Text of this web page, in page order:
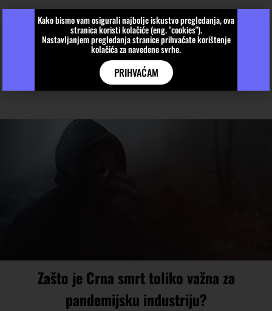
Zašto je Crna smrt toliko važna za
pandemijsku industriju?
Kako bismo vam osigurali najbolje iskustvo pregledanja, ova
stranica koristi kolačiće (eng. "cookies").
Nastavljanjem pregledanja stranice prihvaćate korištenje
kolačića za navedene svrhe.
PRIHVAĆAM